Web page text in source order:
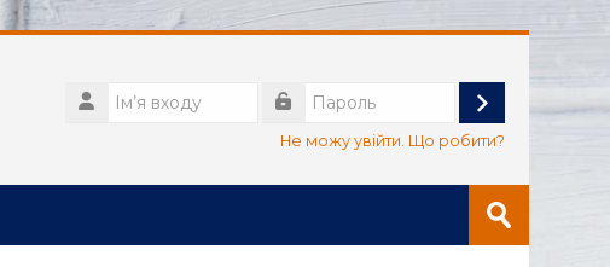
Ім’я
входу
Увійти
Не можу увійти. Що робити?
Прийняти